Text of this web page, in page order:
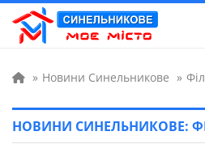
» Новини Синельникове »
НОВИНИ СИНЕЛЬНИКОВЕ: